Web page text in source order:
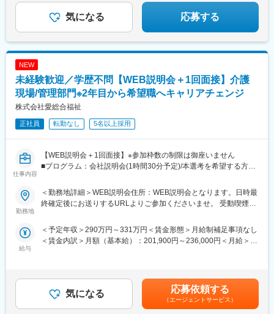
なる点はご相談ください。☆引越し手当支給・借り上げ社宅提供
あり（無料）気になる 応募する
NEW
未経験歓迎／学歴不問【WEB説明会＋1回面接】介護
現場/管理部門※2年目から希望職へキャリアチェンジ
株式会社愛総合福祉
正社員 転勤なし 5名以上採用
仕事内容
【WEB説明会＋1回面接】※参加枠数の制限は御座いません
■プログラム：会社説明会(1時間30分予定)/本選考を希望する方は
て構いません。（後日の面接調整も可能です）
■補足：本求人に応募後、選考会予約が出来ましたら、WEB会議
参加用のURL・詳細情報をお送り致します。
す
■日時：月・木／13:30～15:00
ペシャリストとして活躍する、幹部候補人材となることが期待さ
れます。入社後1年間は、同社の介護施設において、お客様の日常
生活中のサポート全般を担当いただきます。※雇用形態：無期正社
勤務地
＜勤務地詳細＞WEB説明会住所：WEB説明会となります。日時最
終確定後にお送りするURLよりご参加くださいませ。 受動喫煙対
給与
＜予定年収＞290万円～331万円＜賃金形態＞月給制補足事項なし
＜賃金内訳＞月額（基本給）：201,900円～236,000円＜月給＞
小規模多機能型居宅介護での勤務のみ、別途で送迎手当：10,000/
月を支給賃金はあくまでも目安の金額であり、選考を通じて上下
する可能性があります。月給(月額)は固定手当を含めた表記です。
気になる 応募依頼する
（エージェントサービス）